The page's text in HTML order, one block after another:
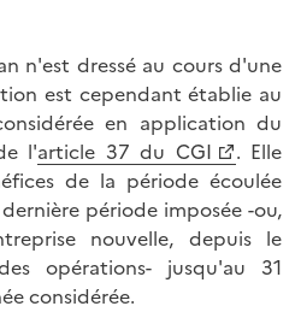
n'est dressé au cours d'une
est cependant établie au
en application du
l'article 37 du CGI
. Elle
de la période écoulée
période imposée -ou,
nouvelle, depuis le
opérations- jusqu'au 31
considérée.